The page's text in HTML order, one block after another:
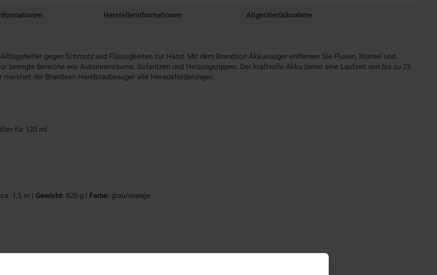
Herstellerinformationen Altgeräterücknahme
gegen Schmutz und Flüssigkeiten zur Hand. Mit dem Brandson Akkusauger entfernen Sie Flusen, Krümel und
beengte Bereiche wie Autoinnenräume, Sofaritzen und Heizungsrippen. Der kraftvolle Akku bietet eine Laufzeit von bis zu 25
der Brandson Handstaubsauger alle Herausforderungen.
für 120 ml
ca. 1,5 m | Gewicht: 820 g | Farbe: grau/orange